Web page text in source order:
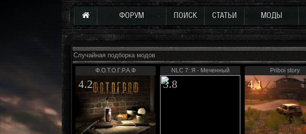
ФОРУМ ПОИСК СТАТЬИ МОДЫ
Случайная подборка модов
Ф.О.Т.О.Г.Р.А.Ф
4.2
NLC 7: Я - Меченный
3.8
Priboi story
4.1